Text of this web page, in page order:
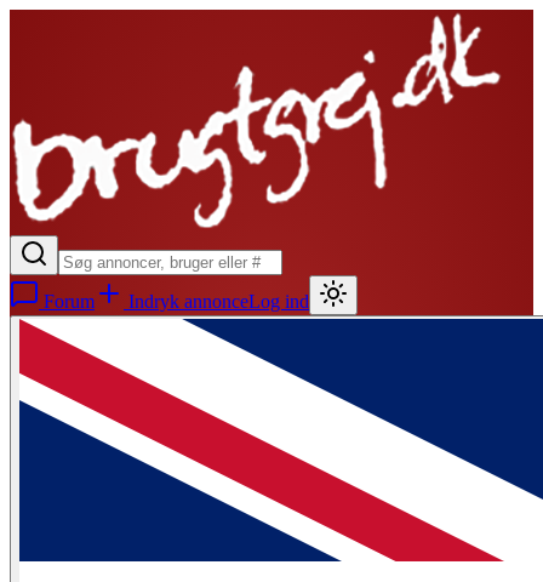
Forum Indryk annonceLog ind